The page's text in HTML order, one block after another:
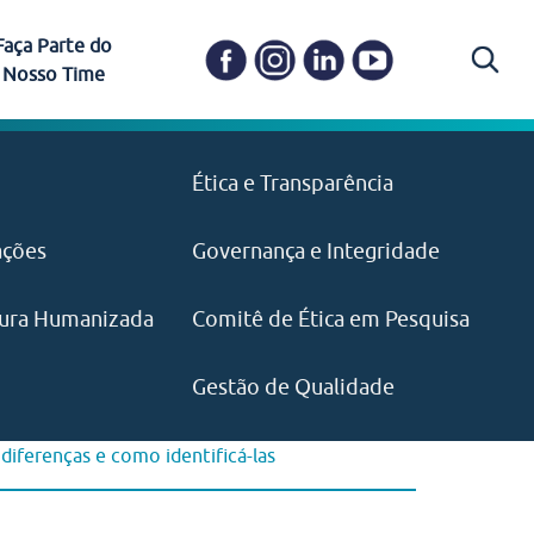
Ética e Transparência
Governança e Integridade
Humanizada Comitê de Ética em Pesquisa
Gestão de Qualidade
Carapicuíba
pelo CEJAM e(11) 97646‑2537
Parte do
Nosso Time
visão e valores?
e como identificá-las